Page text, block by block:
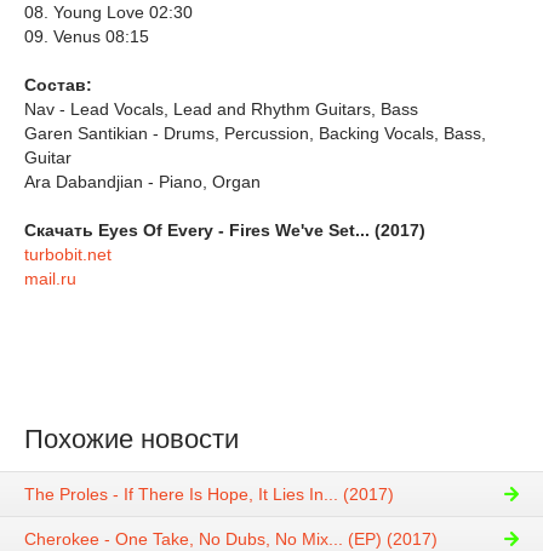
08. Young Love 02:30
09. Venus 08:15
Состав:
Nav - Lead Vocals, Lead and Rhythm Guitars, Bass
Garen Santikian - Drums, Percussion, Backing Vocals, Bass,
Guitar
Ara Dabandjian - Piano, Organ
Скачать Eyes Of Every - Fires We've Set​.​.​. (2017)
turbobit.net
mail.ru
Похожие новости
The Proles - If There Is Hope, It Lies In​.​.​. (2017)
Cherokee - One Take, No Dubs, No Mix​.​.​. (EP) (2017)